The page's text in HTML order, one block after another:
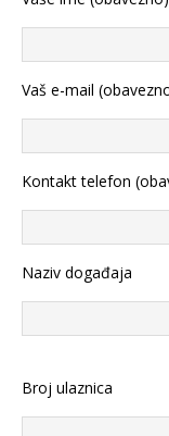
Vaš e-mail
Kontakt telefon
Naziv događaja
Broj ulaznica